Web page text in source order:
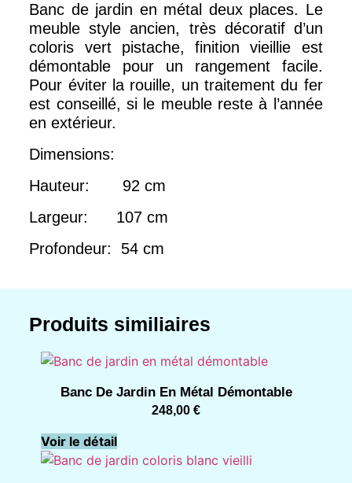
Banc de jardin en métal deux places. Le
meuble style ancien, très décoratif d’un
coloris vert pistache, finition vieillie est
démontable pour un rangement facile.
Pour éviter la rouille, un traitement du fer
est conseillé, si le meuble reste à l’année
en extérieur.
Dimensions:
Hauteur: 92 cm
Largeur: 107 cm
Profondeur: 54 cm
Produits similiaires
Banc De Jardin En Métal Démontable
248,00 €
Voir le détail